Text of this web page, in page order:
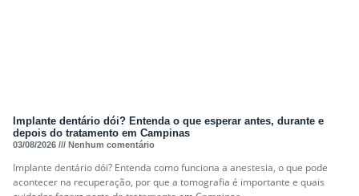
Implante dentário dói? Entenda o que esperar antes, durante e
depois do tratamento em Campinas
03/08/2026 Nenhum comentário
Implante dentário dói? Entenda como funciona a anestesia, o que pode
acontecer na recuperação, por que a tomografia é importante e quais